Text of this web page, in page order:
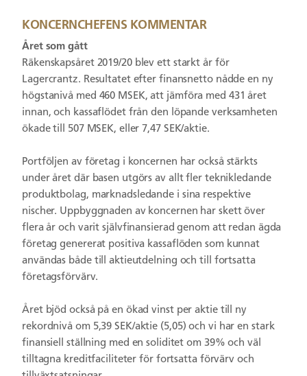
KONCERNCHEFENS KOMMENTAR
Året som gått
Räkenskapsåret 2019/20 blev ett starkt år för
Lagercrantz. Resultatet efter finansnetto nådde en ny
högstanivå med 460 MSEK, att jämföra med 431 året
innan, och kassaflödet från den löpande verksamheten
ökade till 507 MSEK, eller 7,47 SEK/aktie.
Portföljen av företag i koncernen har också stärkts
under året där basen utgörs av allt fler teknikledande
produktbolag, marknadsledande i sina respektive
nischer. Uppbyggnaden av koncernen har skett över
flera år och varit självfinansierad genom att redan ägda
företag genererat positiva kassaflöden som kunnat
användas både till aktieutdelning och till fortsatta
företagsförvärv.
Året bjöd också på en ökad vinst per aktie till ny
rekordnivå om 5,39 SEK/aktie (5,05) och vi har en stark
finansiell ställning med en soliditet om 39% och väl
tilltagna kreditfaciliteter för fortsatta förvärv och